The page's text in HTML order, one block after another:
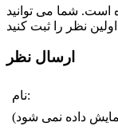
است. شما می توانید
اولین نظر را ثبت کنید
ارسال نظر
نام: